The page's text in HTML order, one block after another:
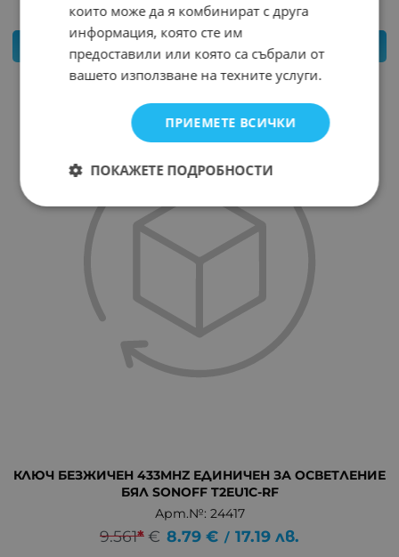
КЛЮЧ БЕЗЖИЧЕН 433MHZ ЕДИНИЧЕН ЗА ОСВЕТЛЕНИЕ
БЯЛ SONOFF T2EU1C-RF
Арт.№: 24417
9.561*€ 8.79 € / 17.19 лв.
които може да я комбинират с друга
информация, която сте им
предоставили или която са събрали от
вашето използване на техните услуги.
ПРИЕМЕТЕ ВСИЧКИ
ПОКАЖЕТЕ ПОДРОБНОСТИ